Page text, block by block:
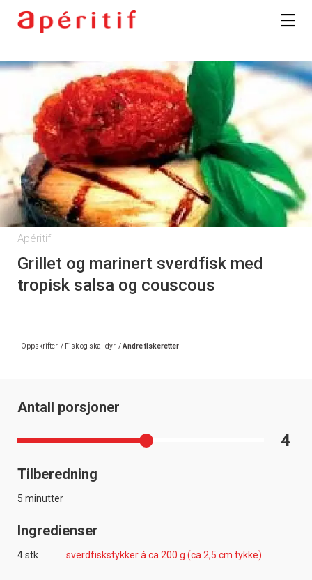
Apéritif
Grillet og marinert sverdfisk med
tropisk salsa og couscous
Oppskrifter / Fisk og skalldyr /Andre fiskeretter
Antall porsjoner
4
Tilberedning
5 minutter
Ingredienser
4 stk sverdfiskstykker á ca 200 g (ca 2,5 cm tykke)